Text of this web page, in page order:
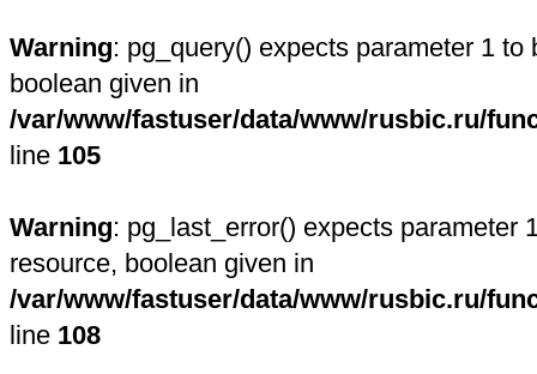
Warning: pg_query() expects parameter 1 to
boolean given in
/var/www/fastuser/data/www/rusbic.ru/
line 105
Warning: pg_last_error() expects parameter
resource, boolean given in
/var/www/fastuser/data/www/rusbic.ru/
line 108